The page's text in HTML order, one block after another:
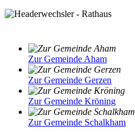
Zur Gemeinde Aham
Zur Gemeinde Gerzen
Zur Gemeinde Kröning
Zur Gemeinde Schalkham